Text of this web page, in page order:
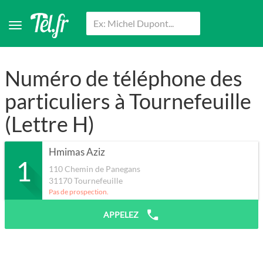
Numéro de téléphone des
particuliers à Tournefeuille
(Lettre H)
1
Hmimas Aziz
110 Chemin de Panegans
31170Tournefeuille
Pas de prospection.
APPELEZ